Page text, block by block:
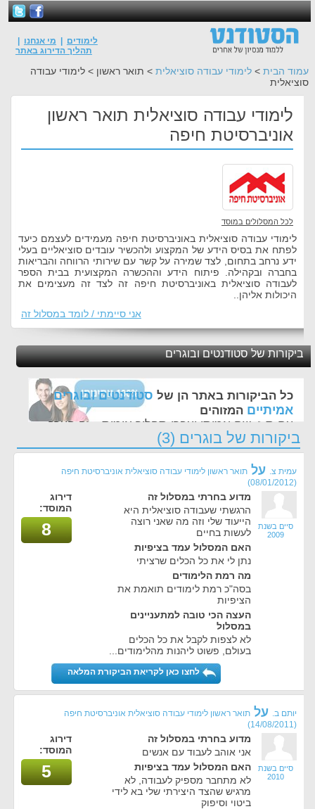
לימודים מי אנחנו
תהליך הדירוג באתר
עמוד הבית > לימודי עבודה סוציאלית > תואר ראשון > לימודי עבודה
סוציאלית
לימודי עבודה סוציאלית תואר ראשון
אוניברסיטת חיפה
לכל המסלולים במוסד
לימודי עבודה סוציאלית באוניברסיטת חיפה מעמידים לעצמם כיעד
לפתח את בסיס הידע של המקצוע ולהכשיר עובדים סוציאליים בעלי
ידע נרחב בתחום, לצד שמירה על קשר עם שירותי הרווחה והבריאות
בחברה ובקהילה. פיתוח הידע וההכשרה המקצועית בבית הספר
לעבודה סוציאלית באוניברסיטת חיפה זה לצד זה מעצימים את
היכולות אליהן..
אני סיימתי / לומד במסלול זה
ביקורות של סטודנטים ובוגרים
כל הביקורות באתר הן של סטודנטים ובוגרים
אמיתיים המזוהים
עם ת.ז, שם אמיתי ועברו תהליך אימות - זה הערך
החשוב לנו ביותר באתר
ביקורות של בוגרים (3)
עמית צ. על תואר ראשון לימודי עבודה סוציאלית אוניברסיטת חיפה
(08/01/2012)
סיים בשנת
2009
מדוע בחרתי במסלול זה
הרגשתי שעבודה סוציאלית היא
הייעוד שלי וזה מה שאני רוצה
לעשות בחיים
האם המסלול עמד בציפיות
נתן לי את כל הכלים שרציתי
מה רמת הלימודים
בסה"כ רמת לימודים תואמת את
הציפיות
העצה הכי טובה למתעניינים
במסלול
לא לצפות לקבל את כל הכלים
בעולם, פשוט ליהנות מהלימודים...
דירוג
המוסד:
8
לחצו כאן לקריאת הביקורת המלאה
יותם ב. על תואר ראשון לימודי עבודה סוציאלית אוניברסיטת חיפה
(14/08/2011)
סיים בשנת
2010
מדוע בחרתי במסלול זה
אני אוהב לעבוד עם אנשים
האם המסלול עמד בציפיות
לא מתחבר מספיק לעבודה, לא
מרגיש שהצד היצירתי שלי בא לידי
ביטוי וסיפוק
דירוג
המוסד:
5